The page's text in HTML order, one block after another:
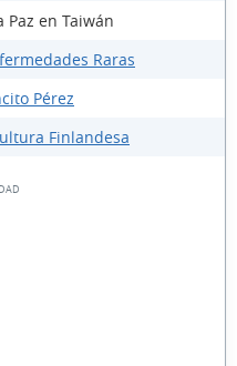
Paz en Taiwán
Raras
Pérez
Finlandesa